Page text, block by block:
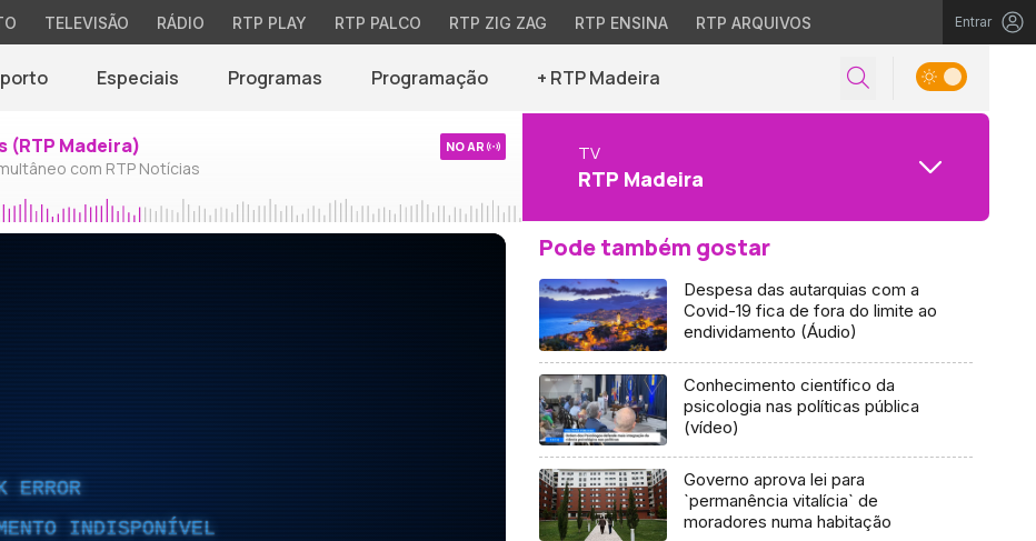
TELEVISÃO RÁDIO RTP PLAY RTP PALCO RTP ZIG ZAG RTP ENSINA RTP ARQUIVOS Entrar
Especiais Programas Programação + RTP Madeira
(RTP Madeira)
com RTP Notícias
NO AR TV
RTP Madeira
ERROR
INDISPONÍVEL
Pode também gostar
Despesa das autarquias com a
Covid-19 fica de fora do limite ao
endividamento (Áudio)
Conhecimento científico da
psicologia nas políticas pública
(vídeo)
Governo aprova lei para
`permanência vitalícia` de
moradores numa habitação